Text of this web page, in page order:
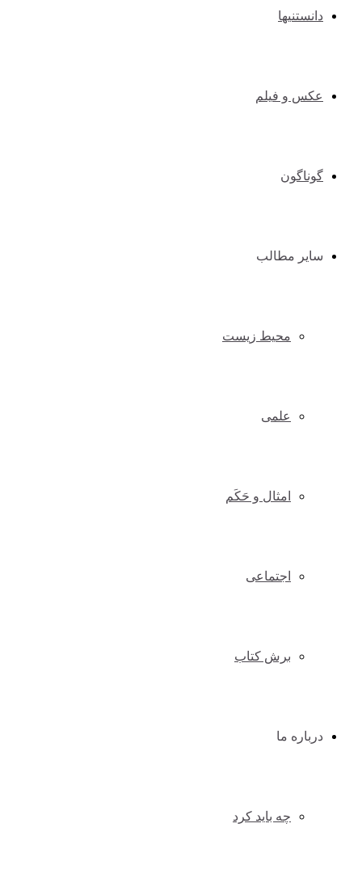
دانستنیها
عکس و فیلم
گوناگون
سایر مطالب
محیط زیست
علمی
امثال و حَکَم
اجتماعی
برش کتاب
درباره ما
چه باید کرد